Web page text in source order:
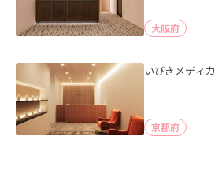
大阪府
いびきメディ
京都府